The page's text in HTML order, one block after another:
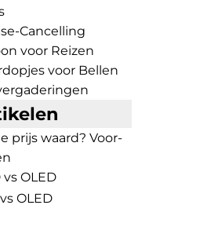
Cancelling
voor Reizen
voor Bellen
prijs waard? Voor-
vs OLED
OLED